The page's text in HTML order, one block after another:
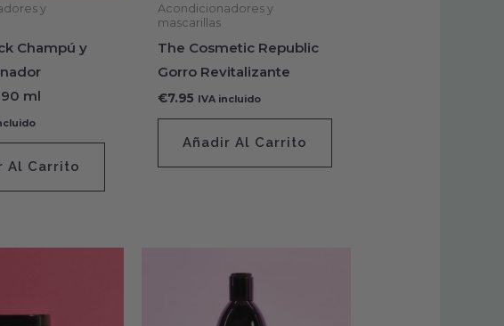
y
Champú y
ml
Al Carrito
Acondicionadores y
mascarillas
The Cosmetic Republic
Gorro Revitalizante
€7.95 IVA incluido
Añadir Al Carrito